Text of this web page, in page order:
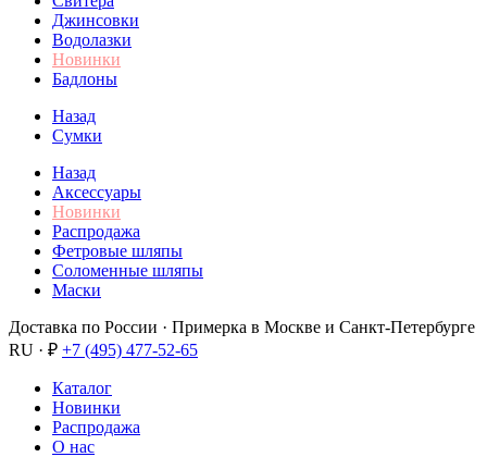
Джинсовки
Водолазки
Новинки
Бадлоны
Назад
Сумки
Назад
Аксессуары
Новинки
Распродажа
Фетровые шляпы
Соломенные шляпы
Маски
Доставка по России · Примерка в Москве и Санкт-Петербурге
RU · ₽ +7 (495) 477-52-65
Каталог
Новинки
Распродажа
О нас